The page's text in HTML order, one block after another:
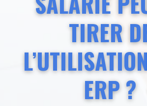
TIRER
ERP ?